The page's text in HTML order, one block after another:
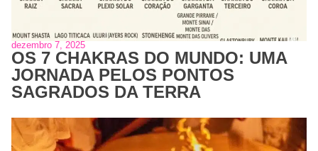
dezembro 7, 2025
OS 7 CHAKRAS DO MUNDO: UMA
JORNADA PELOS PONTOS
SAGRADOS DA TERRA